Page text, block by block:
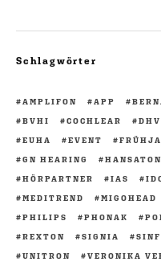
Schlagwörter
AMPLIFON APP
BVHI
COCHLEAR DHV
EUHA
EVENT
GN HEARING
HANSATON
HÖRPARTNER
IAS
MEDITREND
MIGOHEAD
PHILIPS
PHONAK
REXTON
SIGNIA
UNITRON
VERONIKA